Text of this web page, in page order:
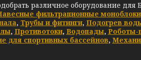
различное оборудование для
фильтрационные моноблоки
, Трубы и фитинги, Подогрев
, Противотоки, Водопады, Роботы-
для спортивных бассейнов,